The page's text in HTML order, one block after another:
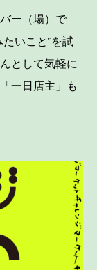
ー（場）で
いこと”を試
として気軽に
一日店主」も